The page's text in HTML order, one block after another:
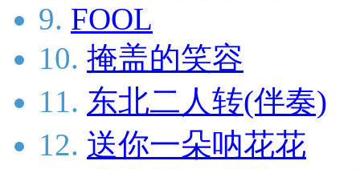
9. FOOL
10. 掩盖的笑容
11. 东北二人转(伴奏)
12. 送你一朵呐花花